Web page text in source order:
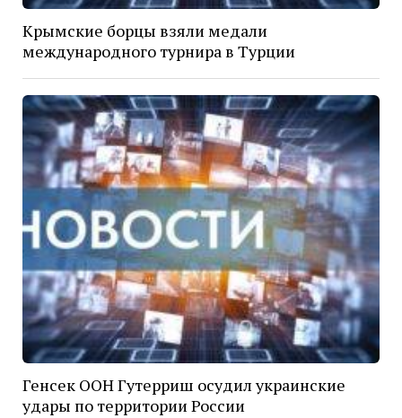
Крымские борцы взяли медали
международного турнира в Турции
Генсек ООН Гутерриш осудил украинские
удары по территории России